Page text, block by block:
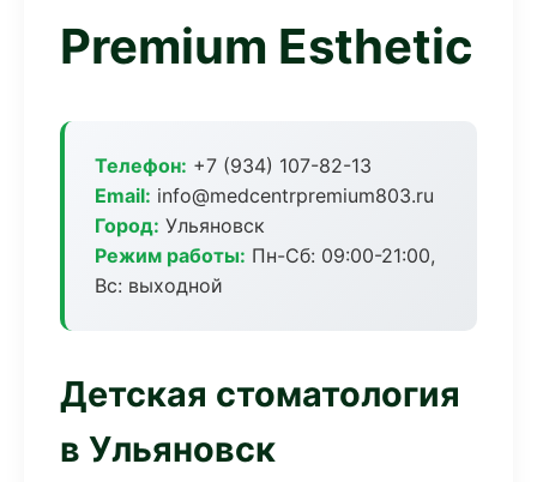
Premium Esthetic
Телефон: +7 (934) 107-82-13
Email: info@medcentrpremium803.ru
Город: Ульяновск
Режим работы: Пн-Сб: 09:00-21:00,
Вс: выходной
Детская стоматология
в Ульяновск